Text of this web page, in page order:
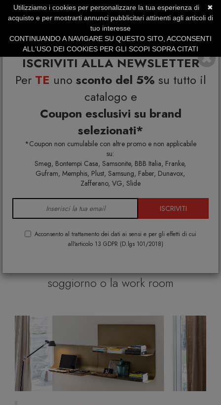
ISCRIVITI ALLA NEWSLETTER
Per TE uno sconto del 5% su tutto il
catalogo e
Coupon esclusivi su brand
selezionati*
*Coupon non cumulabile con altre promo e non applicabile
su:
Smeg, Bontempi Casa, Samsonite, BBB Italia, Franke,
Gufram, Memphis, Plust, Samsung, Faber, Dunavox,
Zafferano, VG, Slide
ISCRIVITI
Acconsento al trattamento dei dati ai sensi e per gli effetti di cui
all'articolo 13 GDPR (D.lgs 101/2018)
SERVIZIO CLIENTI +39.0773.470.562
SUMMER SALES | Fino al 31 Agosto
Arredo interno
MENSOLE
Mensole design moderne per la tua
casa in metallo, vetro, legno o
materiali plastici per arredare il living,
soggiorno o la work room
✖
Utilizziamo i cookies per personalizzare la tua esperienza di
acquisto e per mostrarti annunci pubblicitari attinenti agli articoli di
tuo interesse
CONTINUANDO A NAVIGARE SU QUESTO SITO, ACCONSENTI
ALL'USO DEI COOKIES PER GLI SCOPI SOPRA CITATI